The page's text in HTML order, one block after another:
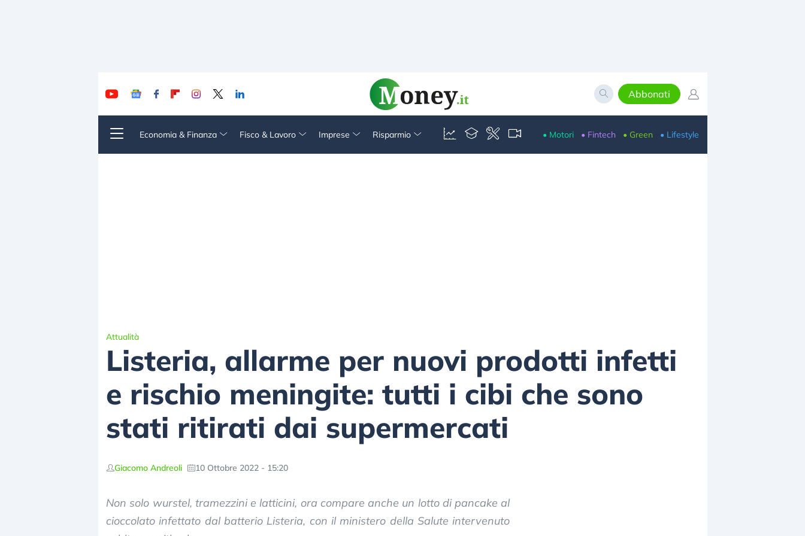
Abbonati
Economia & Finanza Fisco & Lavoro Imprese Risparmio • Motori • Fintech • Green • Lifestyle
Attualità
Listeria, allarme per nuovi prodotti infetti
e rischio meningite: tutti i cibi che sono
stati ritirati dai supermercati
Giacomo Andreoli 10 Ottobre 2022 - 15:20
Non solo wurstel, tramezzini e latticini, ora compare anche un lotto di pancake al
cioccolato infettato dal batterio Listeria, con il ministero della Salute intervenuto